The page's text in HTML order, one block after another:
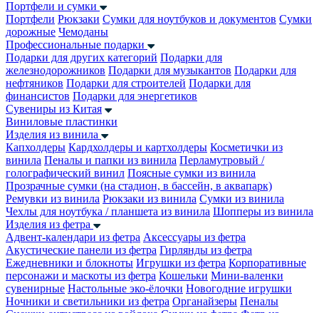
Портфели и сумки
Портфели Рюкзаки Сумки для ноутбуков и документов Сумки
дорожные Чемоданы
Профессиональные подарки
Подарки для других категорий Подарки для
железнодорожников Подарки для музыкантов Подарки для
нефтяников Подарки для строителей Подарки для
финансистов Подарки для энергетиков
Сувениры из Китая
Виниловые пластинки
Изделия из винила
Капхолдеры Кардхолдеры и картхолдеры Косметички из
винила Пеналы и папки из винила Перламутровый /
голографический винил Поясные сумки из винила
Прозрачные сумки (на стадион, в бассейн, в аквапарк)
Ремувки из винила Рюкзаки из винила Сумки из винила
Чехлы для ноутбука / планшета из винила Шопперы из винила
Изделия из фетра
Адвент-календари из фетра Аксессуары из фетра
Акустические панели из фетра Гирлянды из фетра
Ежедневники и блокноты Игрушки из фетра Корпоративные
персонажи и маскоты из фетра Кошельки Мини-валенки
сувенирные Настольные эко-ёлочки Новогодние игрушки
Ночники и светильники из фетра Органайзеры Пеналы